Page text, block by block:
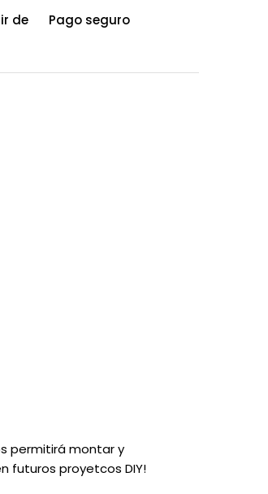
de
Pago seguro
permitirá montar y
futuros proyetcos DIY!